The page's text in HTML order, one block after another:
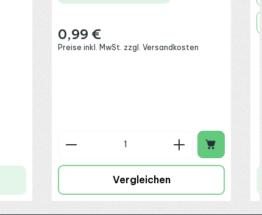
Regulärer Preis:
0,99 €
Preise inkl. MwSt. zzgl. Versandkosten
Produkt Anzahl: Gib den
Vergleichen